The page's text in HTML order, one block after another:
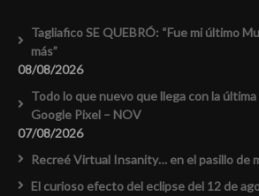
Tagliafico SE QUEBRÓ: “Fue mi último
más”
08/08/2026
Todo lo que nuevo que llega con la
Google Pixel – NOV
07/08/2026
Recreé Virtual Insanity… en el pasillo de
El curioso efecto del eclipse del 12 de